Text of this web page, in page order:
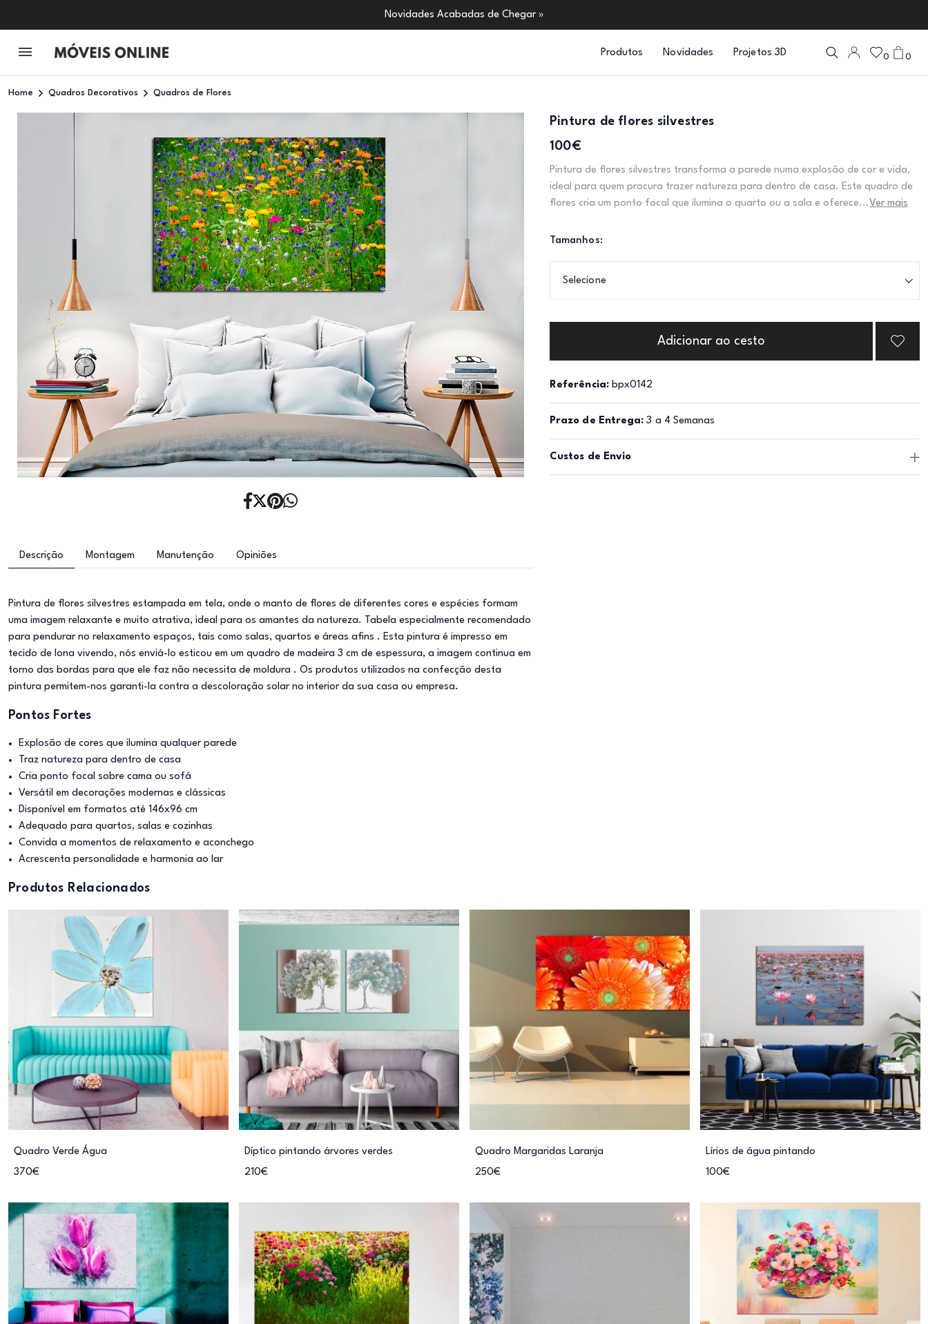
Novidades Acabadas de Chegar »
Produtos Novidades Projetos 3D 0 0
Home Quadros Decorativos Quadros de Flores
Pintura de flores silvestres
100€
Pintura de flores silvestres transforma a parede numa explosão de cor e vida,
ideal para quem procura trazer natureza para dentro de casa. Este quadro de
flores cria um ponto focal que ilumina o quarto ou a sala e oferece... Ver mais
Tamanhos:
Selecione
Adicionar ao cesto
Referência: bpx0142
Prazo de Entrega: 3 a 4 Semanas
Custos de Envio
Descrição Montagem Manutenção Opiniões
Pintura de flores silvestres estampada em tela, onde o manto de flores de diferentes cores e espécies formam
uma imagem relaxante e muito atrativa, ideal para os amantes da natureza. Tabela especialmente recomendado
para pendurar no relaxamento espaços, tais como salas, quartos e áreas afins . Esta pintura é impresso em
tecido de lona vivendo, nós enviá-lo esticou em um quadro de madeira 3 cm de espessura, a imagem continua em
torno das bordas para que ele faz não necessita de moldura . Os produtos utilizados na confecção desta
pintura permitem-nos garanti-la contra a descoloração solar no interior da sua casa ou empresa.
Pontos Fortes
Explosão de cores que ilumina qualquer parede
Traz natureza para dentro de casa
Cria ponto focal sobre cama ou sofá
Versátil em decorações modernas e clássicas
Disponível em formatos até 146x96 cm
Adequado para quartos, salas e cozinhas
Convida a momentos de relaxamento e aconchego
Acrescenta personalidade e harmonia ao lar
Produtos Relacionados
Quadro Verde Água
370€
Díptico pintando árvores verdes
210€
Quadro Margaridas Laranja
250€
Lírios de água pintando
100€